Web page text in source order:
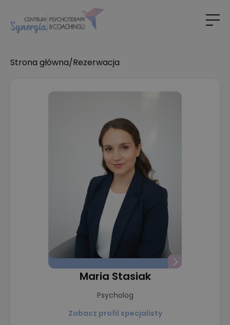
Strona główna/Rezerwacja
Maria Stasiak
Psycholog
Zobacz profil specjalisty